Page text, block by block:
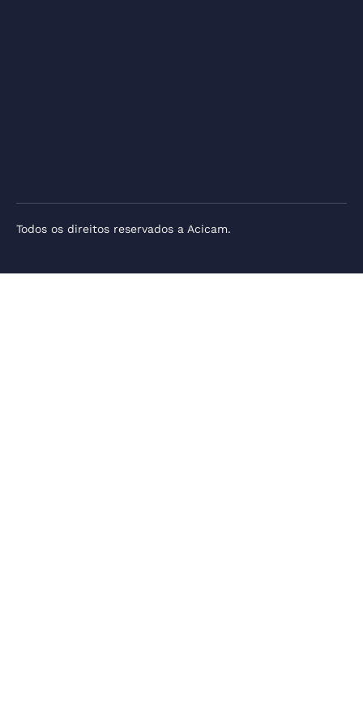
Todos os direitos reservados a Acicam.